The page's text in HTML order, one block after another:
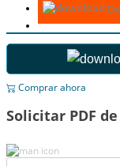
Comprar ahora
Solicitar PDF